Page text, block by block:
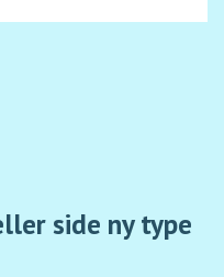
side ny type